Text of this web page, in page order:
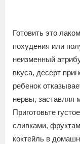
Готовить это
похудения или
неизменный
вкуса, десерт
ребенок
нервы, заставляя
Приготовьте
сливками,
коктейль в